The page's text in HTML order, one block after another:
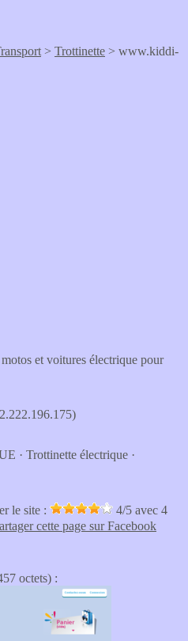
> Trottinette > www.kiddi-
et voitures électrique pour
· Trottinette électrique ·
le site :
4/5 avec 4
cette page sur Facebook
octets) :